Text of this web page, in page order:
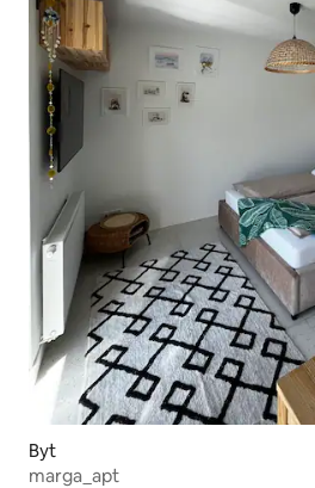
Byt
marga_apt